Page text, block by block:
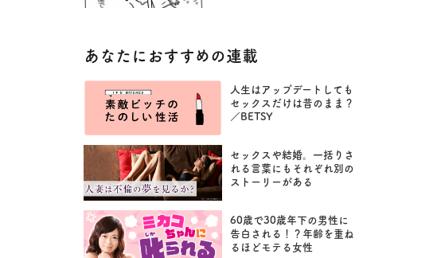
あなたにおすすめの連載
人生はアップデートしても
セックスだけは昔のまま？
／BETSY
セックスや結婚。一括りさ
れる言葉にもそれぞれ別の
ストーリーがある
60歳で30歳年下の男性に
告白される！？年齢を重ね
るほどモテる女性